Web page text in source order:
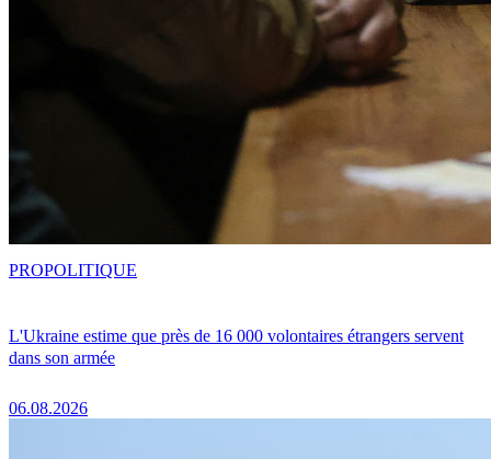
L'Ukraine estime que près de 16 000 volontaires étrangers servent
dans son armée
06.08.2026
PROPOLITIQUE